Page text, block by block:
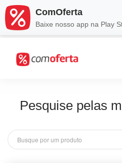
Pesquise pelas
ComOferta
Baixe nosso app na Play